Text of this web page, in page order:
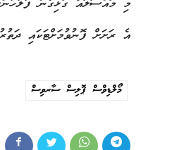
މި މައްސަލައާ ގުޅިގެން
އެ ރަށަށް ފޮނުވުމަށްޓަކައި
މޯލްޑިވްސް ޕޮލިސް ސާރވިސް